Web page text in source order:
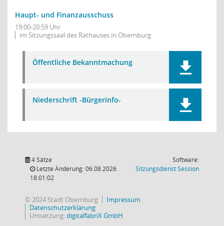
Haupt- und Finanzausschuss
19:00-20:59 Uhr
im Sitzungssaal des Rathauses in Obernburg
Öffentliche Bekanntmachung
Niederschrift -Bürgerinfo-
4 Sätze
Letzte Änderung: 06.08.2026
18:01:02
Software:
SitzungsdienstSession(Wird in
© 2024 Stadt Obernburg
Impressum
Datenschutzerklärung
Umsetzung:digitalfabriX GmbH